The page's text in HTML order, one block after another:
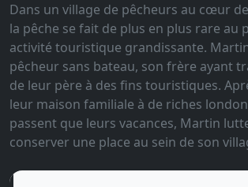
Dans un village de pêcheurs au cœur
la pêche se fait de plus en plus rare au
activité touristique grandissante.
pêcheur sans bateau, son frère ayant
de leur père à des fins touristiques.
leur maison familiale à de riches
passent que leurs vacances, Martin
conserver une place au sein de son